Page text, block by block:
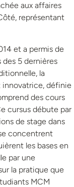
aux affaires
représentant
et a permis de
5 dernières
la
innovatrice, définie
des cours
cursus débute par
de stage dans
concentrent
les bases en
par une
la pratique que
MCM